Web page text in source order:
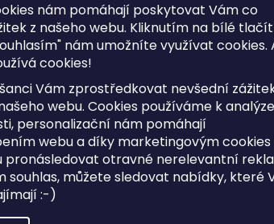
nám pomáhají poskytovat Vám co
z našeho webu. Kliknutím na bílé
nám umožníte využívat cookies.
cookies!
Vám zprostředkovat nevšední
webu. Cookies používáme k analýze
personalizační nám pomáhají
webu a díky marketingovým cookies
pronásledovat otravné nerelevantní
souhlas, můžete sledovat nabídky, které
:-)
osobních údajů
dotazy
cookies
Sitemap
Doprava a
Postup
lhůtě
Obchodní
Upravit nastavení cookies